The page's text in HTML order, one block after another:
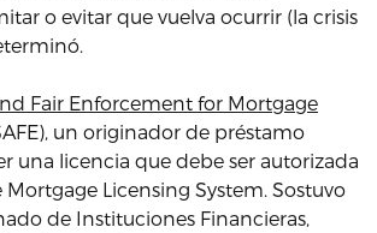
o evitar que vuelva ocurrir (la crisis
Fair Enforcement for Mortgage
un originador de préstamo
una licencia que debe ser autorizada
Licensing System. Sostuvo
de Instituciones Financieras,